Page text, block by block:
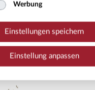
Oolong bedeutet
Oolong-Tees sind
unterbrochen wird.
Werbung
Einstellungen speichern
Einstellung anpassen